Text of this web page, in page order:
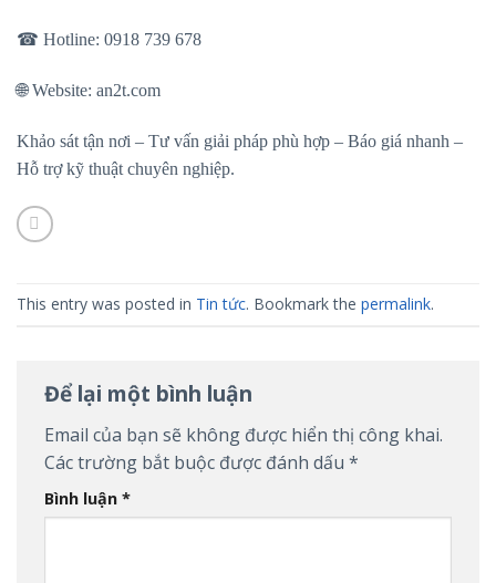
☎ Hotline: 0918 739 678
🌐 Website: an2t.com
Khảo sát tận nơi – Tư vấn giải pháp phù hợp – Báo giá nhanh –
Hỗ trợ kỹ thuật chuyên nghiệp.
This entry was posted in Tin tức. Bookmark the permalink.
Để lại một bình luận
Email của bạn sẽ không được hiển thị công khai.
Các trường bắt buộc được đánh dấu *
Bình luận *